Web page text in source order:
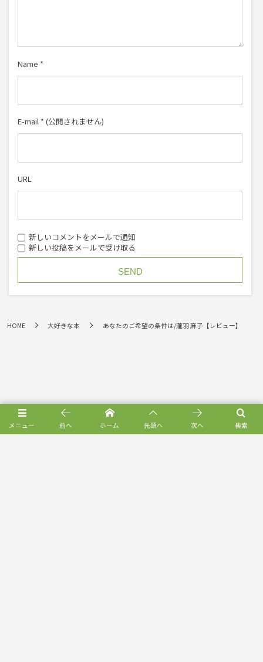
Name *
E-mail * (公開されません)
URL
新しいコメントをメールで通知
新しい投稿をメールで受け取る
HOME 大好きな本 あなたのご希望の条件は/瀧羽 麻子【レビュー】
メニュー 検索
前へ ホーム 先頭へ 次へ